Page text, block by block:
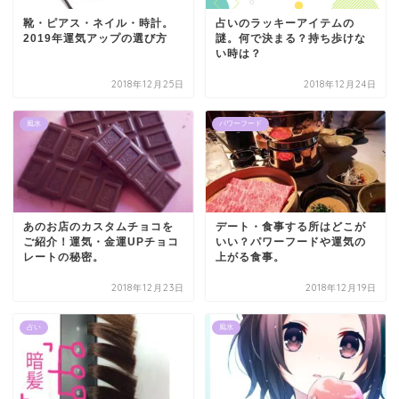
靴・ピアス・ネイル・時計。
2019年運気アップの選び方
2018年12月25日
占いのラッキーアイテムの
謎。何で決まる？持ち歩けな
い時は？
2018年12月24日
風水
あのお店のカスタムチョコを
ご紹介！運気・金運UPチョコ
レートの秘密。
2018年12月23日
パワーフード
デート・食事する所はどこが
いい？パワーフードや運気の
上がる食事。
2018年12月19日
占い 風水